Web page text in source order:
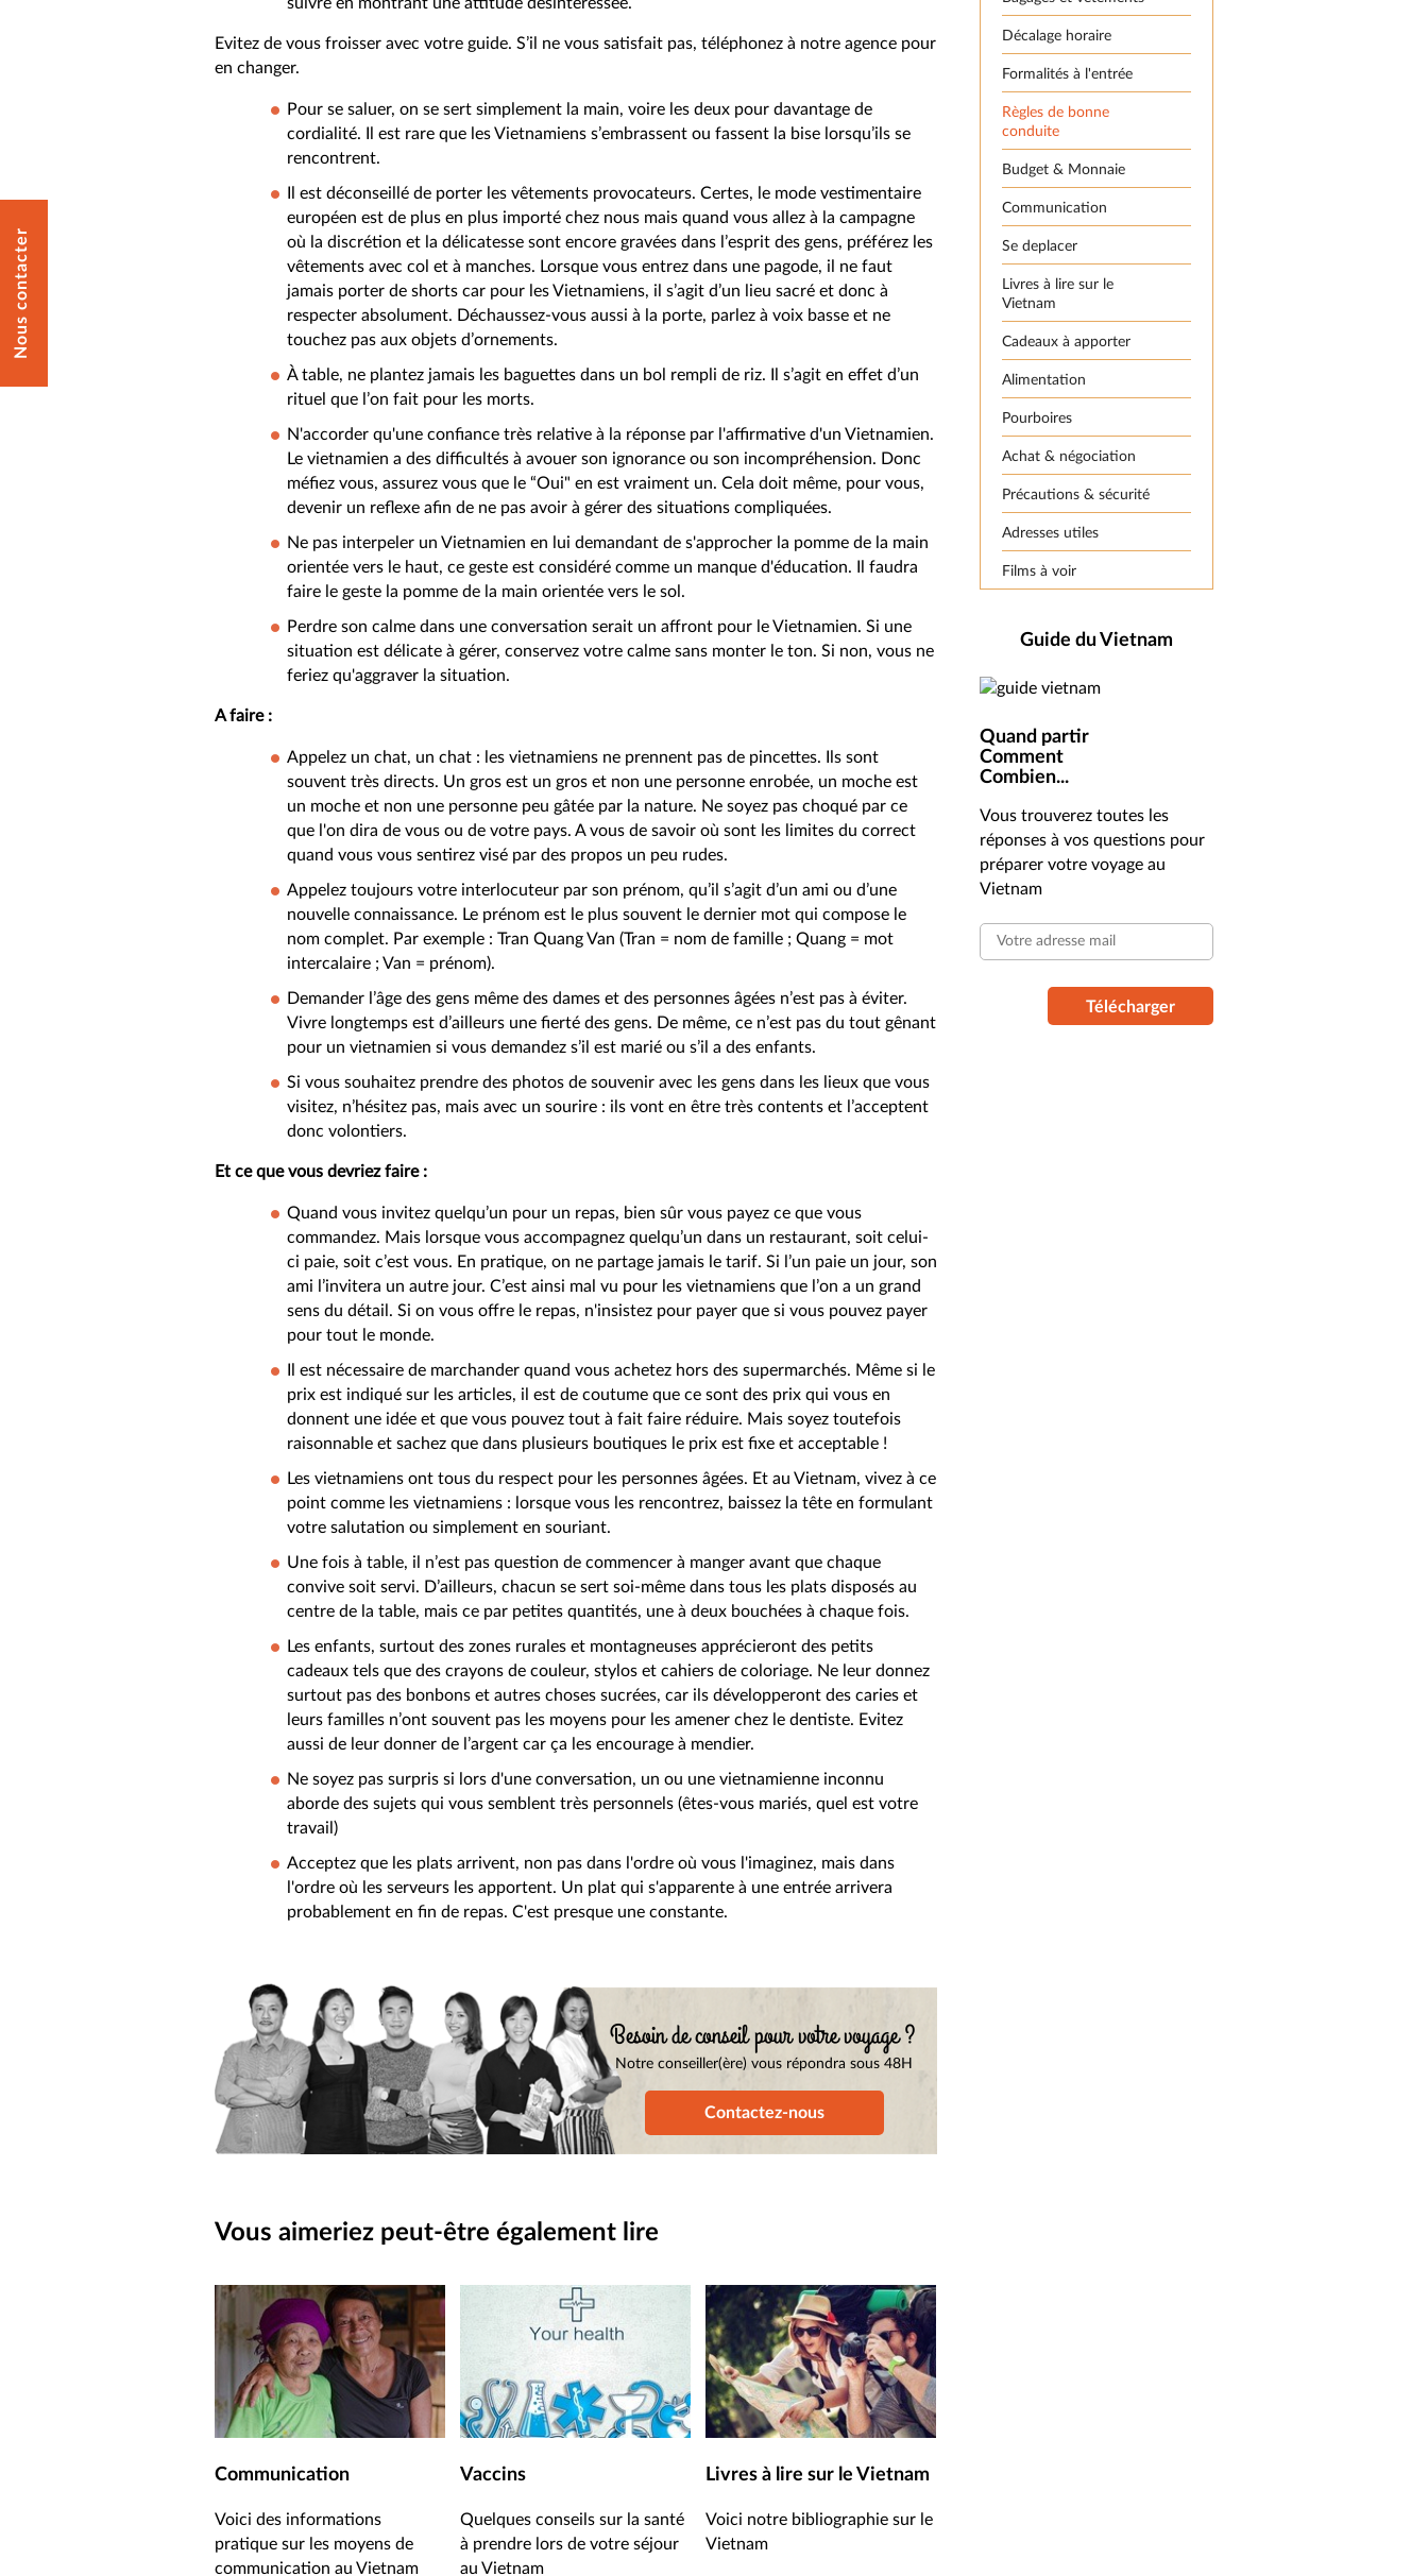
Nous contacter
suivre en montrant une attitude désintéressée.
Evitez de vous froisser avec votre guide. S’il ne vous satisfait pas, téléphonez à notre agence pour
en changer.
Pour se saluer, on se sert simplement la main, voire les deux pour davantage de
cordialité. Il est rare que les Vietnamiens s’embrassent ou fassent la bise lorsqu’ils se
rencontrent.
Il est déconseillé de porter les vêtements provocateurs. Certes, le mode vestimentaire
européen est de plus en plus importé chez nous mais quand vous allez à la campagne
où la discrétion et la délicatesse sont encore gravées dans l’esprit des gens, préférez les
vêtements avec col et à manches. Lorsque vous entrez dans une pagode, il ne faut
jamais porter de shorts car pour les Vietnamiens, il s’agit d’un lieu sacré et donc à
respecter absolument. Déchaussez-vous aussi à la porte, parlez à voix basse et ne
touchez pas aux objets d’ornements.
À table, ne plantez jamais les baguettes dans un bol rempli de riz. Il s’agit en effet d’un
rituel que l’on fait pour les morts.
N'accorder qu'une confiance très relative à la réponse par l'affirmative d'un Vietnamien.
Le vietnamien a des difficultés à avouer son ignorance ou son incompréhension. Donc
méfiez vous, assurez vous que le “Oui" en est vraiment un. Cela doit même, pour vous,
devenir un reflexe afin de ne pas avoir à gérer des situations compliquées.
Ne pas interpeler un Vietnamien en lui demandant de s'approcher la pomme de la main
orientée vers le haut, ce geste est considéré comme un manque d'éducation. Il faudra
faire le geste la pomme de la main orientée vers le sol.
Perdre son calme dans une conversation serait un affront pour le Vietnamien. Si une
situation est délicate à gérer, conservez votre calme sans monter le ton. Si non, vous ne
feriez qu'aggraver la situation.
A faire :
Appelez un chat, un chat : les vietnamiens ne prennent pas de pincettes. Ils sont
souvent très directs. Un gros est un gros et non une personne enrobée, un moche est
un moche et non une personne peu gâtée par la nature. Ne soyez pas choqué par ce
que l'on dira de vous ou de votre pays. A vous de savoir où sont les limites du correct
quand vous vous sentirez visé par des propos un peu rudes.
Appelez toujours votre interlocuteur par son prénom, qu’il s’agit d’un ami ou d’une
nouvelle connaissance. Le prénom est le plus souvent le dernier mot qui compose le
nom complet. Par exemple : Tran Quang Van (Tran = nom de famille ; Quang = mot
intercalaire ; Van = prénom).
Demander l’âge des gens même des dames et des personnes âgées n’est pas à éviter.
Vivre longtemps est d’ailleurs une fierté des gens. De même, ce n’est pas du tout gênant
pour un vietnamien si vous demandez s’il est marié ou s’il a des enfants.
Si vous souhaitez prendre des photos de souvenir avec les gens dans les lieux que vous
visitez, n’hésitez pas, mais avec un sourire : ils vont en être très contents et l’acceptent
donc volontiers.
Et ce que vous devriez faire :
Quand vous invitez quelqu’un pour un repas, bien sûr vous payez ce que vous
commandez. Mais lorsque vous accompagnez quelqu’un dans un restaurant, soit celui-
ci paie, soit c’est vous. En pratique, on ne partage jamais le tarif. Si l’un paie un jour, son
ami l’invitera un autre jour. C’est ainsi mal vu pour les vietnamiens que l’on a un grand
sens du détail. Si on vous offre le repas, n'insistez pour payer que si vous pouvez payer
pour tout le monde.
Il est nécessaire de marchander quand vous achetez hors des supermarchés. Même si le
prix est indiqué sur les articles, il est de coutume que ce sont des prix qui vous en
donnent une idée et que vous pouvez tout à fait faire réduire. Mais soyez toutefois
raisonnable et sachez que dans plusieurs boutiques le prix est fixe et acceptable !
Les vietnamiens ont tous du respect pour les personnes âgées. Et au Vietnam, vivez à ce
point comme les vietnamiens : lorsque vous les rencontrez, baissez la tête en formulant
votre salutation ou simplement en souriant.
Une fois à table, il n’est pas question de commencer à manger avant que chaque
convive soit servi. D’ailleurs, chacun se sert soi-même dans tous les plats disposés au
centre de la table, mais ce par petites quantités, une à deux bouchées à chaque fois.
Les enfants, surtout des zones rurales et montagneuses apprécieront des petits
cadeaux tels que des crayons de couleur, stylos et cahiers de coloriage. Ne leur donnez
surtout pas des bonbons et autres choses sucrées, car ils développeront des caries et
leurs familles n’ont souvent pas les moyens pour les amener chez le dentiste. Evitez
aussi de leur donner de l’argent car ça les encourage à mendier.
Ne soyez pas surpris si lors d'une conversation, un ou une vietnamienne inconnu
aborde des sujets qui vous semblent très personnels (êtes-vous mariés, quel est votre
travail)
Acceptez que les plats arrivent, non pas dans l'ordre où vous l'imaginez, mais dans
l'ordre où les serveurs les apportent. Un plat qui s'apparente à une entrée arrivera
probablement en fin de repas. C'est presque une constante.
Besoin de conseil pour votre voyage ?
Notre conseiller(ère) vous répondra sous 48H
Contactez-nous
Vous aimeriez peut-être également lire
Communication
Voici des informations
pratique sur les moyens de
communication au Vietnam
Vaccins
Quelques conseils sur la santé
à prendre lors de votre séjour
au Vietnam
Livres à lire sur le Vietnam
Voici notre bibliographie sur le
Vietnam
Décalage horaire
Formalités à l'entrée
Règles de bonne
conduite
Budget & Monnaie
Communication
Se deplacer
Livres à lire sur le
Vietnam
Cadeaux à apporter
Alimentation
Pourboires
Achat & négociation
Précautions & sécurité
Adresses utiles
Films à voir
Guide du Vietnam
Quand partir
Comment
Combien...
Vous trouverez toutes les
réponses à vos questions pour
préparer votre voyage au
Vietnam
Télécharger